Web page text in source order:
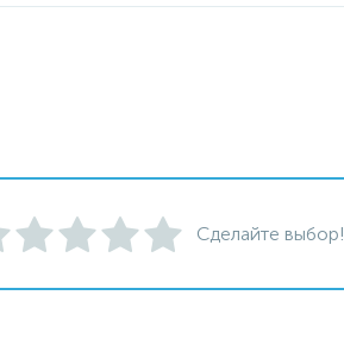
Сделайте выбор!